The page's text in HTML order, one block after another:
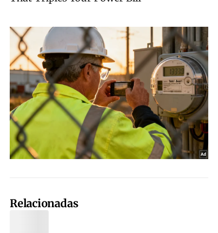
Relacionadas